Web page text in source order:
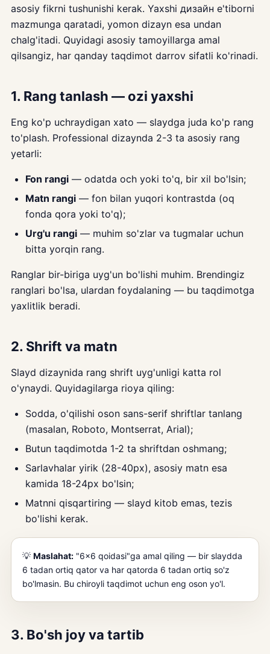
asosiy fikrni tushunishi kerak. Yaxshi дизайн e'tiborni
mazmunga qaratadi, yomon dizayn esa undan
chalg'itadi. Quyidagi asosiy tamoyillarga amal
qilsangiz, har qanday taqdimot darrov sifatli ko'rinadi.
1. Rang tanlash — ozi yaxshi
Eng ko'p uchraydigan xato — slaydga juda ko'p rang
to'plash. Professional dizaynda 2-3 ta asosiy rang
yetarli:
Fon rangi — odatda och yoki to'q, bir xil bo'lsin;
Matn rangi — fon bilan yuqori kontrastda (oq
fonda qora yoki to'q);
Urg'u rangi — muhim so'zlar va tugmalar uchun
bitta yorqin rang.
Ranglar bir-biriga uyg'un bo'lishi muhim. Brendingiz
ranglari bo'lsa, ulardan foydalaning — bu taqdimotga
yaxlitlik beradi.
2. Shrift va matn
Slayd dizaynida rang shrift uyg'unligi katta rol
o'ynaydi. Quyidagilarga rioya qiling:
Sodda, o'qilishi oson sans-serif shriftlar tanlang
(masalan, Roboto, Montserrat, Arial);
Butun taqdimotda 1-2 ta shriftdan oshmang;
Sarlavhalar yirik (28-40px), asosiy matn esa
kamida 18-24px bo'lsin;
Matnni qisqartiring — slayd kitob emas, tezis
bo'lishi kerak.
💡 Maslahat: "6×6 qoidasi"ga amal qiling — bir slaydda
6 tadan ortiq qator va har qatorda 6 tadan ortiq so'z
bo'lmasin. Bu chiroyli taqdimot uchun eng oson yo'l.
3. Bo'sh joy va tartib